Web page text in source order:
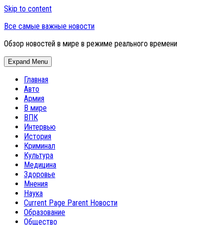
Skip to content
Все самые важные новости
Обзор новостей в мире в режиме реального времени
Expand Menu
Главная
Авто
Армия
В мире
ВПК
Интервью
История
Криминал
Культура
Медицина
Здоровье
Мнения
Наука
Current Page Parent Новости
Образование
Общество